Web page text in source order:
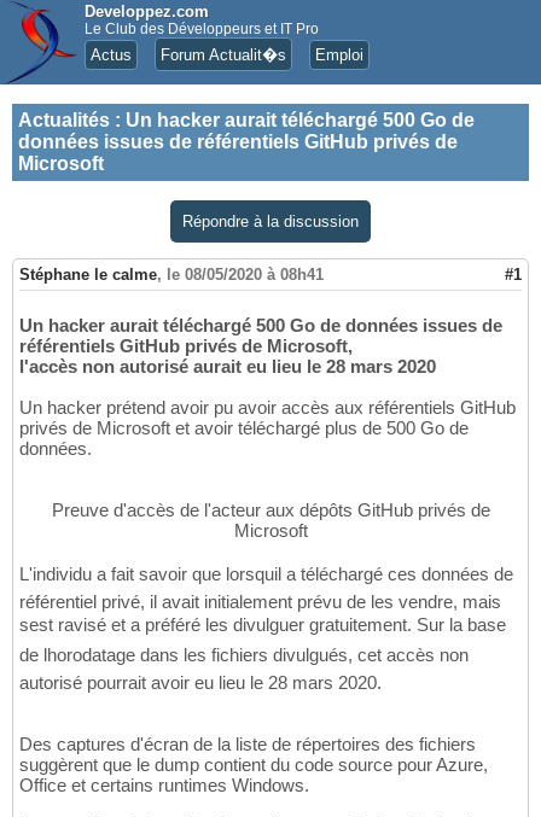
Developpez.com
Le Club des Développeurs et IT Pro
Actus Forum Actualit�s Emploi
Actualités : Un hacker aurait téléchargé 500 Go de
données issues de référentiels GitHub privés de
Microsoft
Répondre à la discussion
Stéphane le calme, le 08/05/2020 à 08h41 #1
Un hacker aurait téléchargé 500 Go de données issues de
référentiels GitHub privés de Microsoft,
l'accès non autorisé aurait eu lieu le 28 mars 2020
Un hacker prétend avoir pu avoir accès aux référentiels GitHub
privés de Microsoft et avoir téléchargé plus de 500 Go de
données.
Preuve d'accès de l'acteur aux dépôts GitHub privés de
Microsoft
L'individu a fait savoir que lorsquil a téléchargé ces données de
référentiel privé, il avait initialement prévu de les vendre, mais
sest ravisé et a préféré les divulguer gratuitement. Sur la base
de lhorodatage dans les fichiers divulgués, cet accès non
autorisé pourrait avoir eu lieu le 28 mars 2020.
Des captures d'écran de la liste de répertoires des fichiers
suggèrent que le dump contient du code source pour Azure,
Office et certains runtimes Windows.